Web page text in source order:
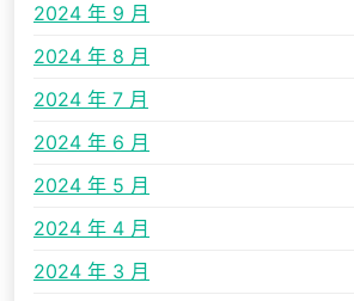
2024 年 9 月
2024 年 8 月
2024 年 7 月
2024 年 6 月
2024 年 5 月
2024 年 4 月
2024 年 3 月